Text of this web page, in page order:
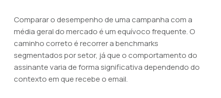
Comparar o desempenho de uma campanha com a
média geral do mercado é um equívoco frequente. O
caminho correto é recorrer a benchmarks
segmentados por setor, já que o comportamento do
assinante varia de forma significativa dependendo do
contexto em que recebe o email.